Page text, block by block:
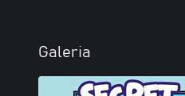
Galeria